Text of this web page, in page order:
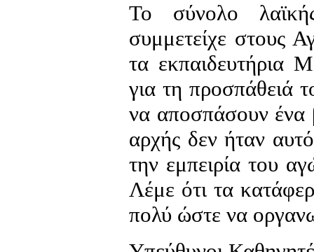
Το σύνολο
συμμετείχε στους
τα εκπαιδευτήρια
για τη προσπάθειά
να αποσπάσουν ένα
αρχής δεν ήταν
την εμπειρία του
Λέμε ότι τα
πολύ ώστε να